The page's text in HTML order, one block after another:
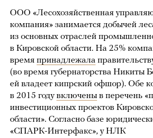
ООО «Лесохозяйственная
компания» занимается добычей
из основных отраслей
в Кировской области. На 25%
время принадлежала
(во время губернаторства Никиты
ей владеет кипрский офшор). Обе
в 2015 годувключены в перечень
инвестиционных проектов
области». Согласно базе
«СПАРК-Интерфакс», у НЛК